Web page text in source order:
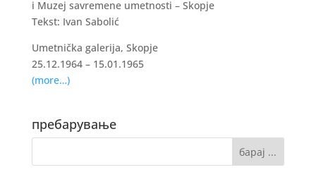
i Muzej savremene umetnosti – Skopje
Tekst: Ivan Sabolić
Umetnička galerija, Skopje
25.12.1964 – 15.01.1965
(more…)
пребарување